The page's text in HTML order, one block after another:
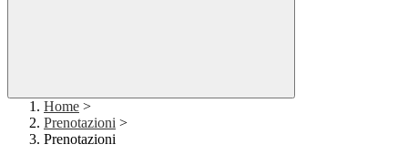
Home >
Prenotazioni >
Prenotazioni